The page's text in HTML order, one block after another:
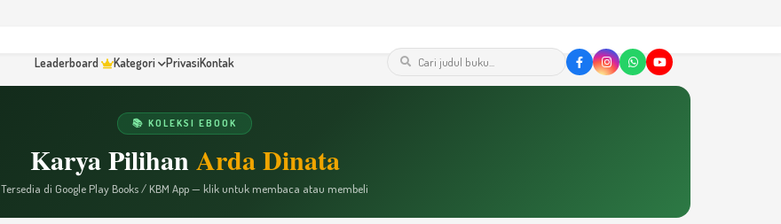
Leaderboard Kategori PrivasiKontak
📚 KOLEKSI EBOOK
Karya PilihanArda Dinata
Tersedia di Google Play Books / KBM App — klik untuk membaca atau membeli